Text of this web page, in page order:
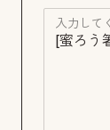
入力して